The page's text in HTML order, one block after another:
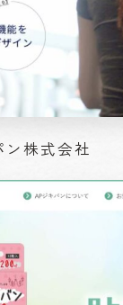
ン株式会社